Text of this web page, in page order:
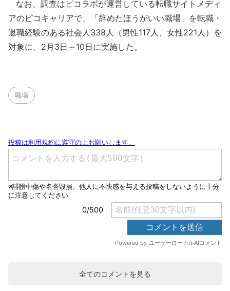
なお、調査はピコラボが運営している転職サイトメディ
アのピコキャリアで、「辞めたほうがいい職場」を転職・
退職経験のある社会人338人（男性117人、女性221人）を
対象に、2月3日～10日に実施した。
職場
全てのコメントを見る